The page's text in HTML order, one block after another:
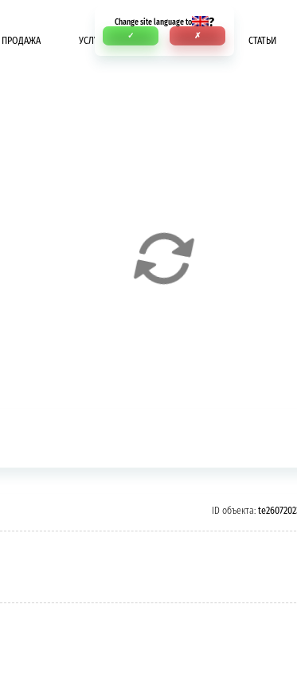
Change site language to ?
✓ ✗
ПРОДАЖА УСЛУГИ ОПЛАТА СТАТЬИ
ID объекта: